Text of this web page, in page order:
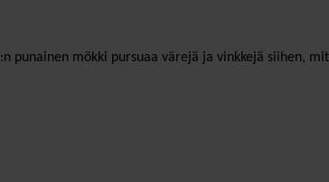
punainen mökki pursuaa värejä ja vinkkejä siihen,